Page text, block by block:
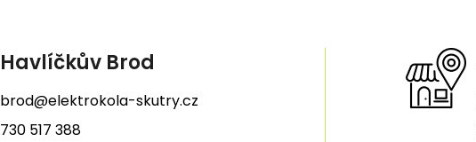
Havlíčkův Brod
brod@elektrokola-skutry.cz
730 517 388